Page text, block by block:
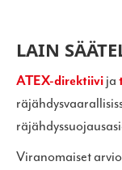
LAIN
ATEX-​direktiivija
Viranomaiset